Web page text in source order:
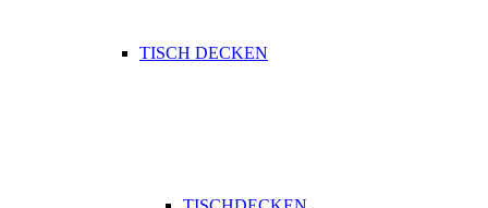
TISCH DECKEN